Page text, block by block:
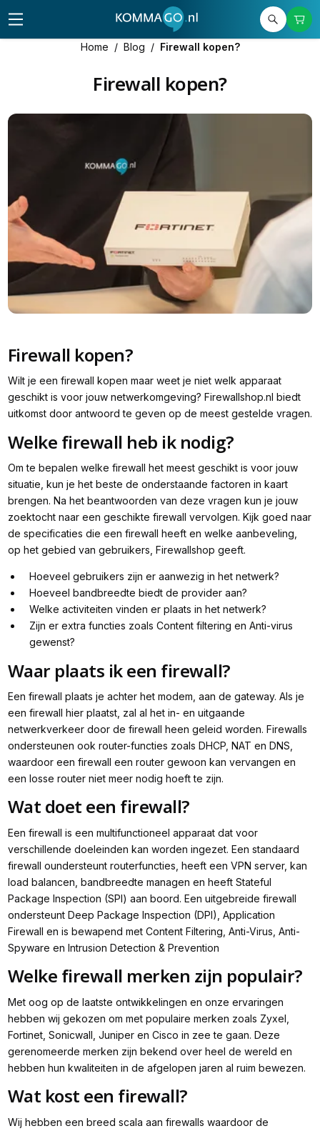
Home / Blog / Firewall kopen?
Firewall kopen?
Firewall kopen?
Wilt je een firewall kopen maar weet je niet welk apparaat
geschikt is voor jouw netwerkomgeving? Firewallshop.nl biedt
uitkomst door antwoord te geven op de meest gestelde vragen.
Welke firewall heb ik nodig?
Om te bepalen welke firewall het meest geschikt is voor jouw
situatie, kun je het beste de onderstaande factoren in kaart
brengen. Na het beantwoorden van deze vragen kun je jouw
zoektocht naar een geschikte firewall vervolgen. Kijk goed naar
de specificaties die een firewall heeft en welke aanbeveling,
op het gebied van gebruikers, Firewallshop geeft.
Hoeveel gebruikers zijn er aanwezig in het netwerk?
Hoeveel bandbreedte biedt de provider aan?
Welke activiteiten vinden er plaats in het netwerk?
Zijn er extra functies zoals Content filtering en Anti-virus
gewenst?
Waar plaats ik een firewall?
Een firewall plaats je achter het modem, aan de gateway. Als je
een firewall hier plaatst, zal al het in- en uitgaande
netwerkverkeer door de firewall heen geleid worden. Firewalls
ondersteunen ook router-functies zoals DHCP, NAT en DNS,
waardoor een firewall een router gewoon kan vervangen en
een losse router niet meer nodig hoeft te zijn.
Wat doet een firewall?
Een firewall is een multifunctioneel apparaat dat voor
verschillende doeleinden kan worden ingezet. Een standaard
firewall oundersteunt routerfuncties, heeft een VPN server, kan
load balancen, bandbreedte managen en heeft Stateful
Package Inspection (SPI) aan boord. Een uitgebreide firewall
ondersteunt Deep Package Inspection (DPI), Application
Firewall en is bewapend met Content Filtering, Anti-Virus, Anti-
Spyware en Intrusion Detection & Prevention
Welke firewall merken zijn populair?
Met oog op de laatste ontwikkelingen en onze ervaringen
hebben wij gekozen om met populaire merken zoals Zyxel,
Fortinet, Sonicwall, Juniper en Cisco in zee te gaan. Deze
gerenomeerde merken zijn bekend over heel de wereld en
hebben hun kwaliteiten in de afgelopen jaren al ruim bewezen.
Wat kost een firewall?
Wij hebben een breed scala aan firewalls waardoor de